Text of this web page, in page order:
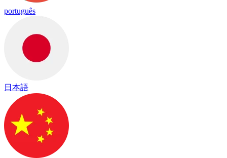
português
日本語